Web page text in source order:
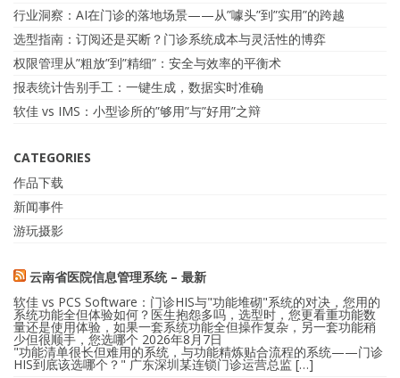
行业洞察：AI在门诊的落地场景——从”噱头”到”实用”的跨越
选型指南：订阅还是买断？门诊系统成本与灵活性的博弈
权限管理从”粗放”到”精细”：安全与效率的平衡术
报表统计告别手工：一键生成，数据实时准确
软佳 vs IMS：小型诊所的”够用”与”好用”之辩
CATEGORIES
作品下载
新闻事件
游玩摄影
云南省医院信息管理系统 – 最新
软佳 vs PCS Software：门诊HIS与"功能堆砌"系统的对决，您用的
系统功能全但体验如何？医生抱怨多吗，选型时，您更看重功能数
量还是使用体验，如果一套系统功能全但操作复杂，另一套功能稍
少但很顺手，您选哪个 2026年8月7日
"功能清单很长但难用的系统，与功能精炼贴合流程的系统——门诊
HIS到底该选哪个？" 广东深圳某连锁门诊运营总监 […]